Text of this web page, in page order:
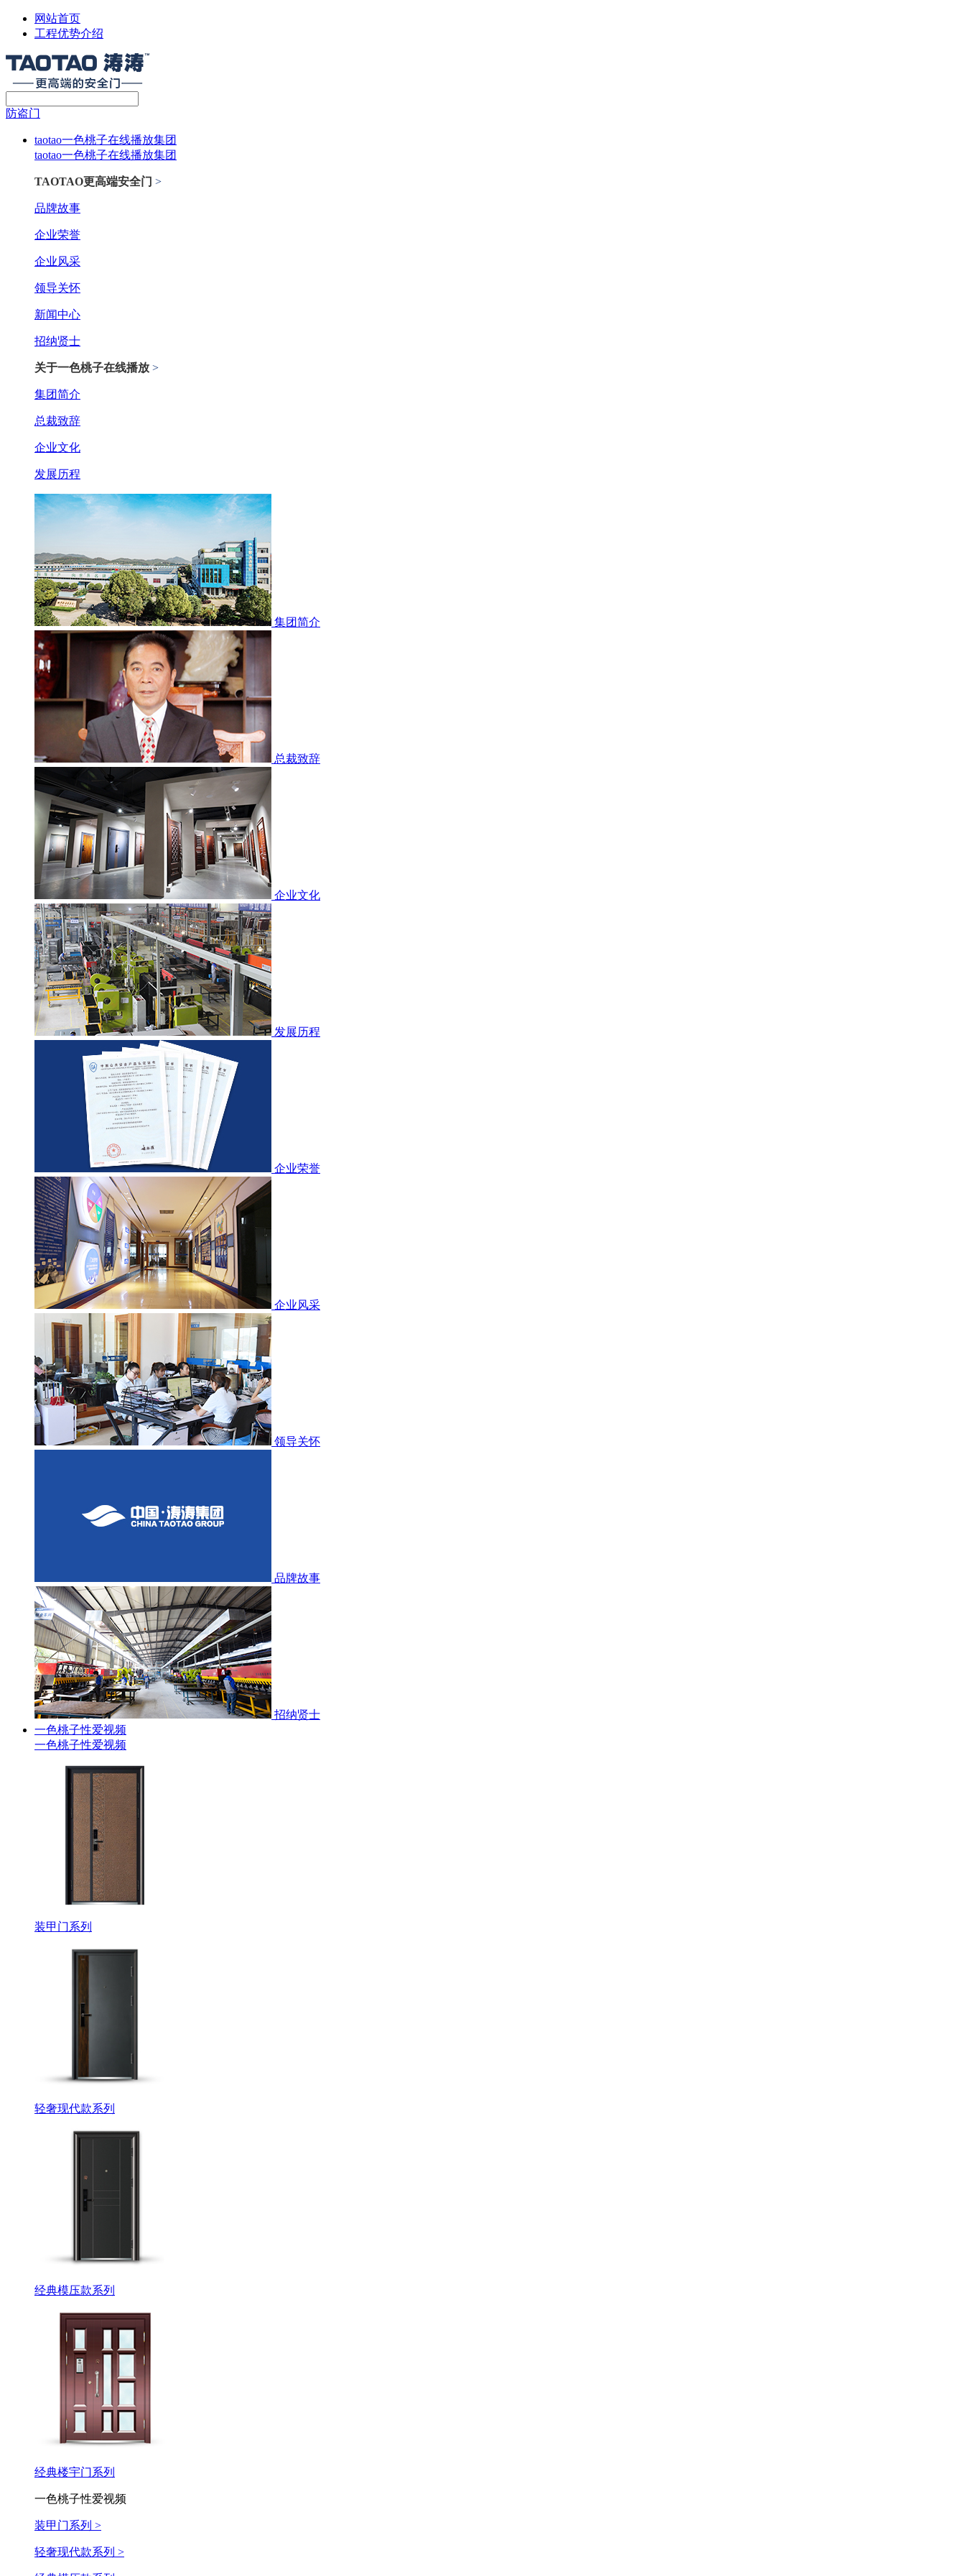
网站首页
工程优势介绍
防盗门
taotao一色桃子在线播放集团
taotao一色桃子在线播放集团
TAOTAO更高端安全门 >
品牌故事
企业荣誉
企业风采
领导关怀
新闻中心
招纳贤士
关于一色桃子在线播放 >
集团简介
总裁致辞
企业文化
发展历程
集团简介
总裁致辞
企业文化
发展历程
企业荣誉
企业风采
领导关怀
品牌故事
招纳贤士
一色桃子性爱视频
一色桃子性爱视频
装甲门系列
轻奢现代款系列
经典模压款系列
经典楼宇门系列
一色桃子性爱视频
装甲门系列 >
轻奢现代款系列 >